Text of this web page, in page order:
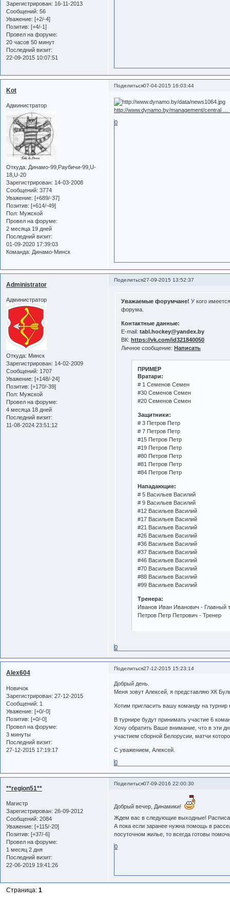
Зарегистрирован: 16-11-2013
Сообщений: 56
Уважение: [+2/-4]
Позитив: [+4/-1]
Провел на форуме:
20 часов 50 минут
Последний визит:
22-09-2015 10:07:51
Поделиться07-04-2015 16:03:44
Kot
Администратор
Откуда: Динамо-99,Раубичи-99,U-
18,U-20
Зарегистрирован: 14-03-2008
Сообщений: 3774
Уважение: [+689/-37]
Позитив: [+614/-49]
Пол: Мужской
Провел на форуме:
2 месяца 19 дней
Последний визит:
01-09-2020 17:39:03
Команда: Динамо-Минск
http://www.dynamo.by/management/central …
0
Поделиться27-09-2015 13:52:37
Administrator
Администратор
Откуда: Минск
Зарегистрирован: 14-02-2009
Сообщений: 1707
Уважение: [+148/-24]
Позитив: [+170/-39]
Пол: Мужской
Провел на форуме:
4 месяца 18 дней
Последний визит:
11-08-2024 23:51:12
Уважаемые форумчане! У кого
форума.
Контактные данные:
E-mail:tabl.hockey@yandex.by
ВК:https://vk.com/id321840050
Личное сообщение:Написать
ПРИМЕР
Вратари:
# 1 Семенов Семен
#30 Семенов Семен
#20 Семенов Семен
Защитники:
# 3 Петров Петр
# 7 Петров Петр
#15 Петров Петр
#19 Петров Петр
#80 Петров Петр
#81 Петров Петр
#84 Петров Петр
Нападающие:
# 5 Васильев Василий
# 9 Васильев Василий
#12 Васильев Василий
#17 Васильев Василий
#21 Васильев Василий
#26 Васильев Василий
#36 Васильев Василий
#37 Васильев Василий
#46 Васильев Василий
#70 Васильев Василий
#88 Васильев Василий
#99 Васильев Василий
Тренера:
Иванов Иван Иванович - Главный
Петров Петр Петрович - Тренер
0
Поделиться27-12-2015 15:23:14
Alex604
Новичок
Зарегистрирован: 27-12-2015
Сообщений: 1
Уважение: [+0/-0]
Позитив: [+0/-0]
Провел на форуме:
3 минуты
Последний визит:
27-12-2015 17:19:17
Добрый день.
Меня зовут Алексей, я представляю ХК
Хотим пригласить вашу команду на
В турнире будут принимать участие 6
Хочу обратить Ваше внимание, что в эти
участием сборной Белорусии, матчи
С уважением, Алексей.
0
Поделиться07-09-2016 22:00:30
**region51**
Магистр
Зарегистрирован: 26-09-2012
Сообщений: 2084
Уважение: [+115/-20]
Позитив: [+37/-6]
Провел на форуме:
1 месяц 2 дня
Последний визит:
22-06-2019 19:41:26
Добрый вечер, Динамики!
Ждем вас в следующие выходные!
А пока если заранее нужна помощь в
посуточном жилье, то всегда готовы
0
Страница:1